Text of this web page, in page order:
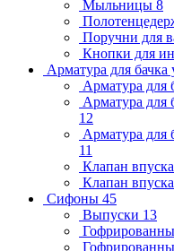
Мыльницы 8
Поручни для
Кнопки для
Арматура для бачка
Арматура для
Арматура для
12
Арматура для
11
Клапан
Клапан
Сифоны 45
Выпуски 13